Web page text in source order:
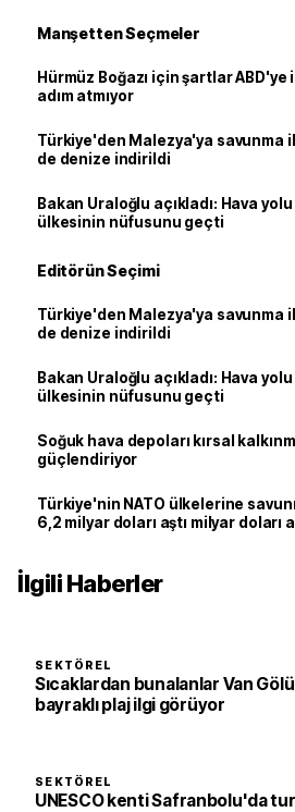
Manşetten Seçmeler
Hürmüz Boğazı için şartlar
adım atmıyor
Türkiye'den Malezya'ya savunma
de denize indirildi
Bakan Uraloğlu açıkladı: Hava yolu
ülkesinin nüfusunu geçti
Editörün Seçimi
Türkiye'den Malezya'ya savunma
de denize indirildi
Bakan Uraloğlu açıkladı: Hava yolu
ülkesinin nüfusunu geçti
Soğuk hava depoları kırsal
güçlendiriyor
Türkiye'nin NATO ülkelerine
6,2 milyar doları aştı milyar doları
İlgili Haberler
SEKTÖREL
Sıcaklardan bunalanlar Van
bayraklı plaj ilgi görüyor
SEKTÖREL
UNESCO kenti Safranbolu'da